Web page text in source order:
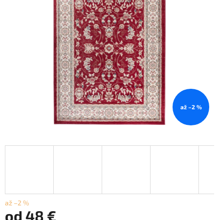
až –2 %
až –2 %
od 48 €